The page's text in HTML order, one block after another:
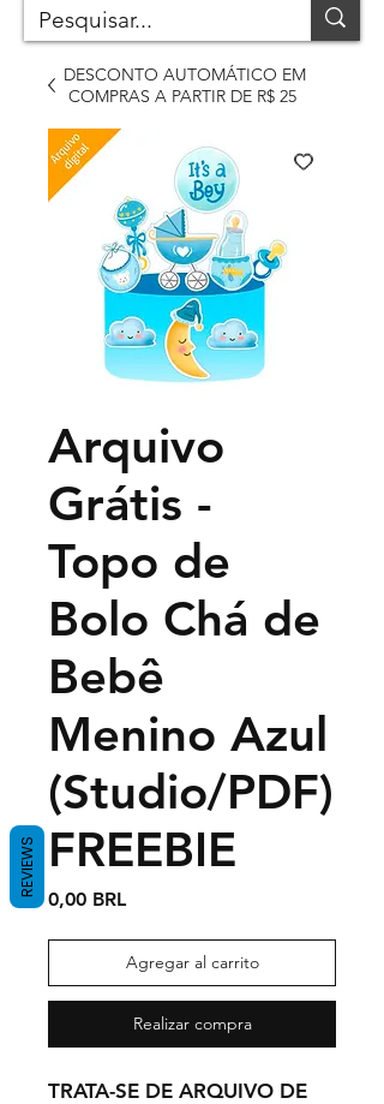
DESCONTO AUTOMÁTICO EM
COMPRAS A PARTIR DE R$ 25
Arquivo
Grátis -
Topo de
Bolo Chá de
Bebê
Menino Azul
(Studio/PDF)
FREEBIE
0,00 BRLPrecio
Agregar al carrito
Realizar compra
TRATA-SE DE ARQUIVO DE
REVIEWS